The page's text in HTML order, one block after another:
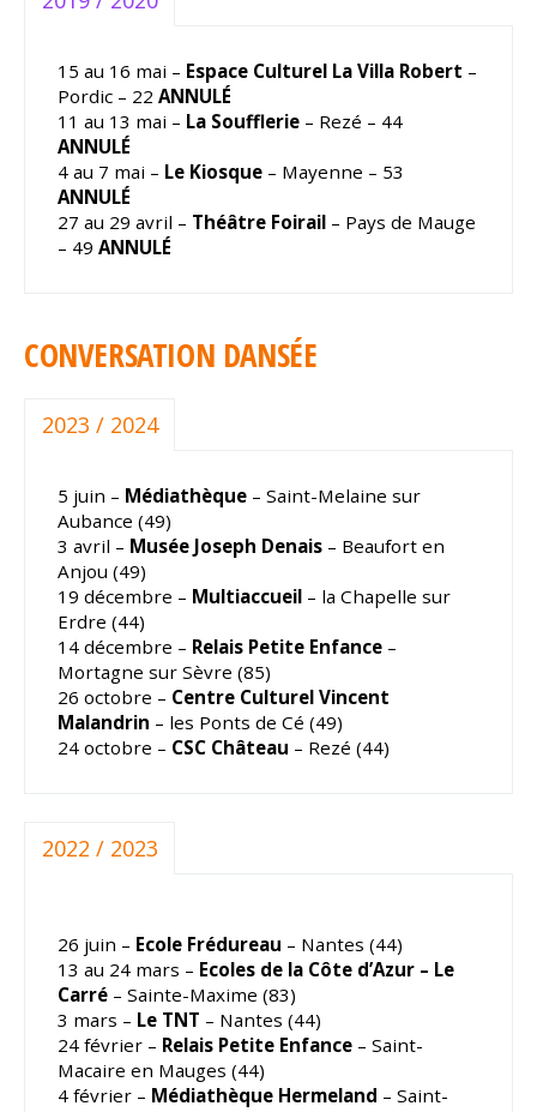
15 au 16 mai – Espace Culturel La Villa Robert –
Pordic – 22 ANNULÉ
11 au 13 mai – La Soufflerie – Rezé – 44
ANNULÉ
4 au 7 mai – Le Kiosque – Mayenne – 53
ANNULÉ
27 au 29 avril – Théâtre Foirail – Pays de Mauge
– 49 ANNULÉ
CONVERSATION DANSÉE
2023 / 2024
5 juin – Médiathèque – Saint-Melaine sur
Aubance (49)
3 avril – Musée Joseph Denais – Beaufort en
Anjou (49)
19 décembre – Multiaccueil – la Chapelle sur
Erdre (44)
14 décembre – Relais Petite Enfance –
Mortagne sur Sèvre (85)
26 octobre – Centre Culturel Vincent
Malandrin – les Ponts de Cé (49)
24 octobre – CSC Château – Rezé (44)
2022 / 2023
26 juin – Ecole Frédureau – Nantes (44)
13 au 24 mars – Ecoles de la Côte d’Azur – Le
Carré – Sainte-Maxime (83)
3 mars – Le TNT – Nantes (44)
24 février – Relais Petite Enfance – Saint-
Macaire en Mauges (44)
4 février – Médiathèque Hermeland – Saint-